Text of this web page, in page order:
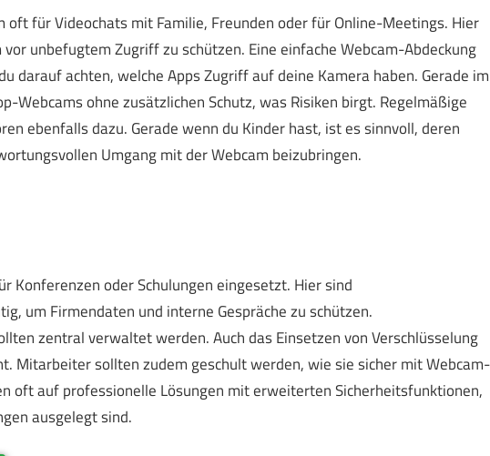
oft für Videochats mit Familie, Freunden oder für Online-Meetings. Hier
unbefugtem Zugriff zu schützen. Eine einfache Webcam-Abdeckung
darauf achten, welche Apps Zugriff auf deine Kamera haben. Gerade im
Webcams ohne zusätzlichen Schutz, was Risiken birgt. Regelmäßige
ebenfalls dazu. Gerade wenn du Kinder hast, ist es sinnvoll, deren
Umgang mit der Webcam beizubringen.
Konferenzen oder Schulungen eingesetzt. Hier sind
um Firmendaten und interne Gespräche zu schützen.
zentral verwaltet werden. Auch das Einsetzen von Verschlüsselung
Mitarbeiter sollten zudem geschult werden, wie sie sicher mit Webcam-
oft auf professionelle Lösungen mit erweiterten Sicherheitsfunktionen,
ausgelegt sind.